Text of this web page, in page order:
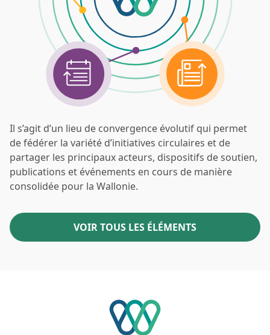
Il s’agit d’un lieu de convergence évolutif qui permet
de fédérer la variété d’initiatives circulaires et de
partager les principaux acteurs, dispositifs de soutien,
publications et événements en cours de manière
consolidée pour la Wallonie.
VOIR TOUS LES ÉLÉMENTS